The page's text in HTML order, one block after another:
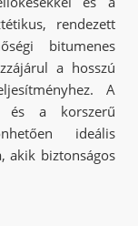
rendezett
bitumenes
a hosszú
A
és a korszerű
ideális
akik biztonságos